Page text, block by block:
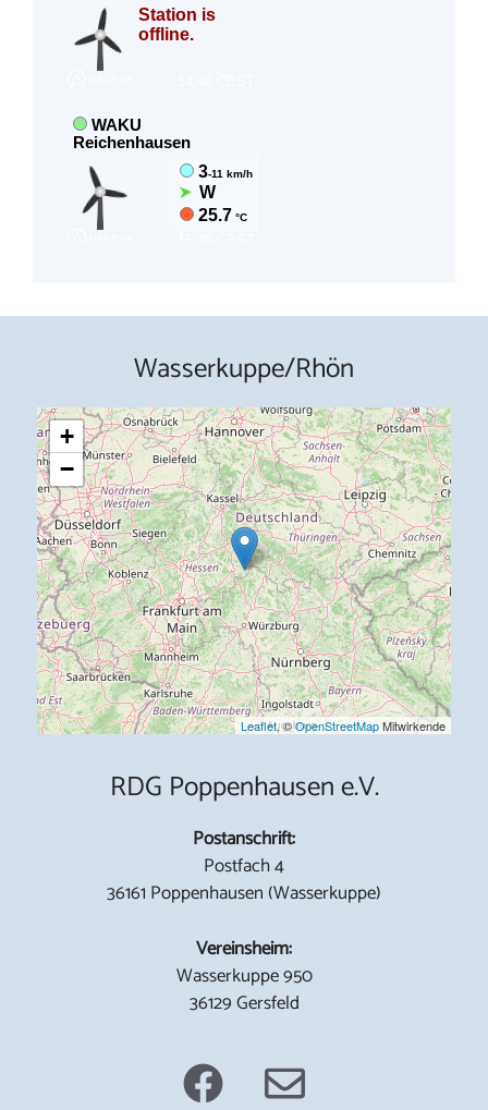
Wasserkuppe/Rhön
+
−
Leaflet, ©OpenStreetMapMitwirkende
RDG Poppenhausen e.V.
Postanschrift:
Postfach 4
36161 Poppenhausen (Wasserkuppe)
Vereinsheim:
Wasserkuppe 950
36129 Gersfeld